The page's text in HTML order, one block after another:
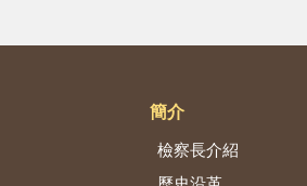
簡介
檢察長介紹